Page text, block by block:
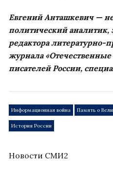
Евгений Анташкевич —
политический аналитик,
редактора литературно-
журнала
писателей России,
Информационная война Память о
История России
Новости СМИ2